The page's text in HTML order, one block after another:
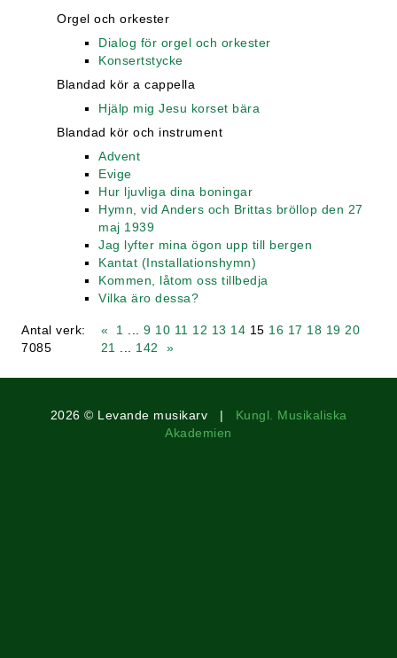
Orgel och orkester
Dialog för orgel och orkester
Konsertstycke
Blandad kör a cappella
Hjälp mig Jesu korset bära
Blandad kör och instrument
Advent
Evige
Hur ljuvliga dina boningar
Hymn, vid Anders och Brittas bröllop den 27
maj 1939
Jag lyfter mina ögon upp till bergen
Kantat (Installationshymn)
Kommen, låtom oss tillbedja
Vilka äro dessa?
Antal verk:
7085
« 1 9 10 11 12 13 14 15 16 17 18 19 20
21
142 »
2026 © Levande musikarv | Kungl. Musikaliska
Akademien